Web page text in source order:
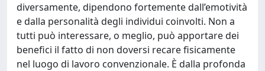
diversamente, dipendono fortemente dall’emotività
e dalla personalità degli individui coinvolti. Non a
tutti può interessare, o meglio, può apportare dei
benefici il fatto di non doversi recare fisicamente
nel luogo di lavoro convenzionale. È dalla profonda